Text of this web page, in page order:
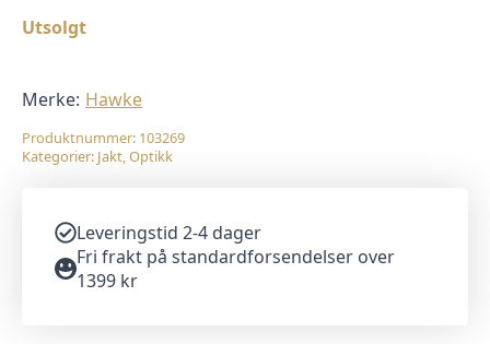
Utsolgt
Merke: Hawke
Produktnummer: 103269
Kategorier: Jakt,Optikk
Leveringstid 2-4 dager
Fri frakt på standardforsendelser over
1399 kr